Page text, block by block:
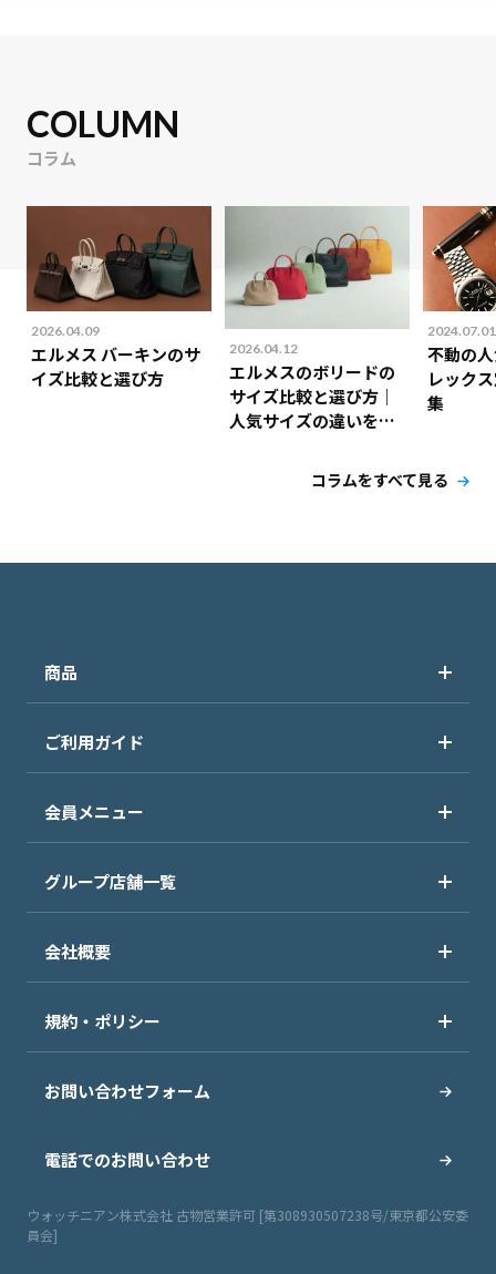
COLUMN
コラム
2026.04.09
エルメス バーキンのサ
イズ比較と選び方
2026.04.12
エルメスのボリードの
サイズ比較と選び方｜
人気サイズの違いを解
2024.07.01
不動の
レック
集
コラムをすべて見る
商品
ご利用ガイド
会員メニュー
グループ店舗一覧
会社概要
規約・ポリシー
お問い合わせフォーム
電話でのお問い合わせ
ウォッチニアン株式会社 古物営業許可 [第308930507238号/東京都公安委
員会]